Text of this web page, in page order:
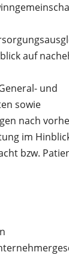
auf
und
sowie
nach
im
bzw.